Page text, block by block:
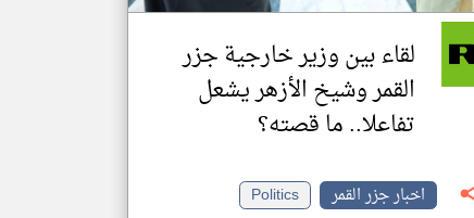
لقاء بين وزير خارجية جزر
القمر وشيخ الأزهر يشعل
تفاعلا.. ما قصته؟
اخبار جزر القمر
Politics